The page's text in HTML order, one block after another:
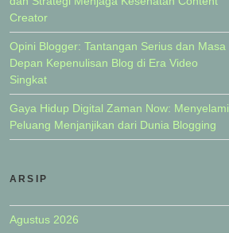
Creator
Opini Blogger: Tantangan Serius dan Masa
Depan Kepenulisan Blog di Era Video
Singkat
Gaya Hidup Digital Zaman Now: Menyelami
Peluang Menjanjikan dari Dunia Blogging
ARSIP
Agustus 2026